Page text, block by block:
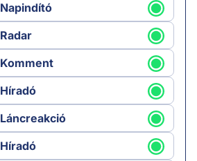
Napindító
Radar
Komment
Híradó
Láncreakció
Híradó